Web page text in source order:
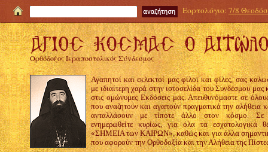
Εορτολόγιο: 7/8
Ορθόδοξος Ιεραποστολικός Σύνδεσμος
Αγαπητοί και εκλεκτοί μας φίλοι και φίλες, σας
με ιδιαίτερη χαρά στην ιστοσελίδα του Συνδέσμου μας
στις ομώνυμες Εκδόσεις μας. Απευθυνόμαστε σε
που αναζητούν και αγαπούν πραγματικά την αλήθεια
ανταλλάσουν με τίποτε άλλο στον κόσμο.
ενημερωθείτε κυρίως, για όλα τα εσχατολογικά
«ΣΗΜΕΙΑ των ΚΑΙΡΩΝ», καθώς και για άλλα
που αφορούν την Ορθοδοξία και την Αλήθεια της